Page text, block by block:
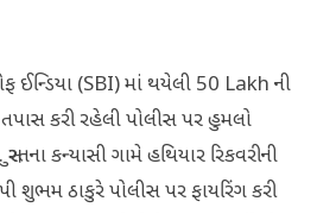
ઈન્ડિયા (SBI) માં થયેલી 50 Lakh ની
કરી રહેલી પોલીસ પર હુમલો
કન્યાસી ગામે હથિયાર રિકવરીની
શુભમ ઠાકુરે પોલીસ પર ફાયરિંગ કરી